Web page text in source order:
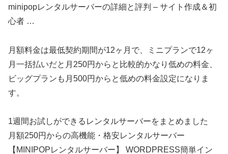
minipopレンタルサーバーの詳細と評判 – サイト作成＆初
心者 …
月額料金は最低契約期間が12ヶ月で、ミニプランで12ヶ
月一括払いだと月250円からと比較的かなり低めの料金、
ビッグプランも月500円からと低めの料金設定になりま
す。
1週間お試しができるレンタルサーバーをまとめました
月額250円からの高機能・格安レンタルサーバー
【MINIPOPレンタルサーバー】 WORDPRESS簡単イン